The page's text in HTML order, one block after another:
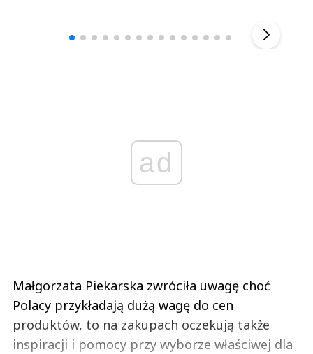
ad
Małgorzata Piekarska zwróciła uwagę choć
Polacy przykładają dużą wagę do cen
produktów, to na zakupach oczekują także
inspiracji i pomocy przy wyborze właściwej dla